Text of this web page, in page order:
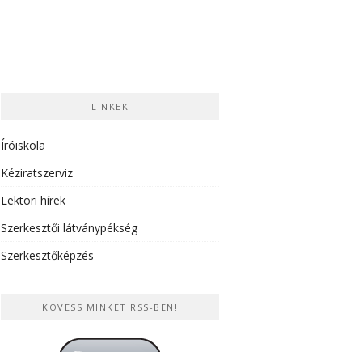
LINKEK
Íróiskola
Kéziratszerviz
Lektori hírek
Szerkesztői látványpékség
Szerkesztőképzés
KÖVESS MINKET RSS-BEN!